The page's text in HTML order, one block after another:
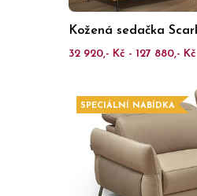
Kožená sedačka
32 920,- Kč - 127 880,- Kč
SPECIÁLNÍ NABÍDKA